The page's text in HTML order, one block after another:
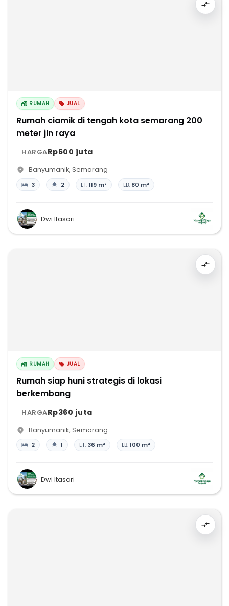
RUMAH JUAL
Rumah ciamik di tengah kota semarang 200
meter jln raya
HARGARp600 juta
Banyumanik, Semarang
3 2 LT:119 m² LB: 80 m²
Dwi Itasari
RUMAH JUAL
Rumah siap huni strategis di lokasi
berkembang
HARGARp360 juta
Banyumanik, Semarang
2 1 LT: 36 m² LB:100 m²
Dwi Itasari